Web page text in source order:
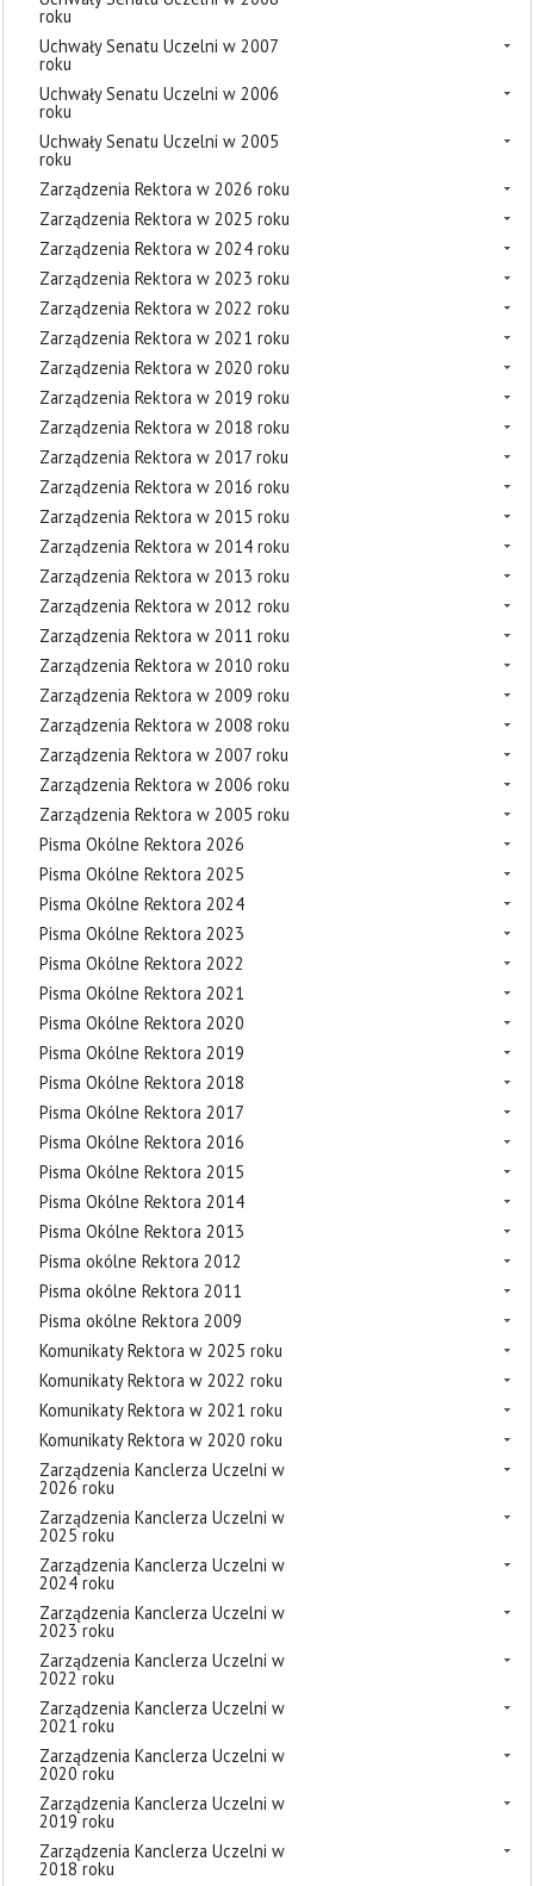
roku
Uchwały Senatu Uczelni w 2007
roku
Uchwały Senatu Uczelni w 2006
roku
Uchwały Senatu Uczelni w 2005
roku
Zarządzenia Rektora w 2026 roku
Zarządzenia Rektora w 2025 roku
Zarządzenia Rektora w 2024 roku
Zarządzenia Rektora w 2023 roku
Zarządzenia Rektora w 2022 roku
Zarządzenia Rektora w 2021 roku
Zarządzenia Rektora w 2020 roku
Zarządzenia Rektora w 2019 roku
Zarządzenia Rektora w 2018 roku
Zarządzenia Rektora w 2017 roku
Zarządzenia Rektora w 2016 roku
Zarządzenia Rektora w 2015 roku
Zarządzenia Rektora w 2014 roku
Zarządzenia Rektora w 2013 roku
Zarządzenia Rektora w 2012 roku
Zarządzenia Rektora w 2011 roku
Zarządzenia Rektora w 2010 roku
Zarządzenia Rektora w 2009 roku
Zarządzenia Rektora w 2008 roku
Zarządzenia Rektora w 2007 roku
Zarządzenia Rektora w 2006 roku
Zarządzenia Rektora w 2005 roku
Pisma Okólne Rektora 2026
Pisma Okólne Rektora 2025
Pisma Okólne Rektora 2024
Pisma Okólne Rektora 2023
Pisma Okólne Rektora 2022
Pisma Okólne Rektora 2021
Pisma Okólne Rektora 2020
Pisma Okólne Rektora 2019
Pisma Okólne Rektora 2018
Pisma Okólne Rektora 2017
Pisma Okólne Rektora 2016
Pisma Okólne Rektora 2015
Pisma Okólne Rektora 2014
Pisma Okólne Rektora 2013
Pisma okólne Rektora 2012
Pisma okólne Rektora 2011
Pisma okólne Rektora 2009
Komunikaty Rektora w 2025 roku
Komunikaty Rektora w 2022 roku
Komunikaty Rektora w 2021 roku
Komunikaty Rektora w 2020 roku
Zarządzenia Kanclerza Uczelni w
2026 roku
Zarządzenia Kanclerza Uczelni w
2025 roku
Zarządzenia Kanclerza Uczelni w
2024 roku
Zarządzenia Kanclerza Uczelni w
2023 roku
Zarządzenia Kanclerza Uczelni w
2022 roku
Zarządzenia Kanclerza Uczelni w
2021 roku
Zarządzenia Kanclerza Uczelni w
2020 roku
Zarządzenia Kanclerza Uczelni w
2019 roku
Zarządzenia Kanclerza Uczelni w
2018 roku